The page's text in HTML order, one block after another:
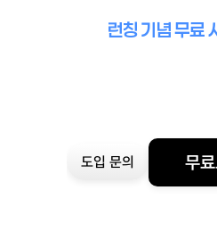
런칭 기념 무료
도입 문의 무